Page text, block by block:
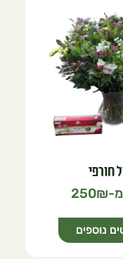
חורפי
250
נוספים